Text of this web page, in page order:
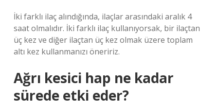
İki farklı ilaç alındığında, ilaçlar arasındaki aralık 4
saat olmalıdır. İki farklı ilaç kullanıyorsak, bir ilaçtan
üç kez ve diğer ilaçtan üç kez olmak üzere toplam
altı kez kullanmanızı öneririz.
Ağrı kesici hap ne kadar
sürede etki eder?